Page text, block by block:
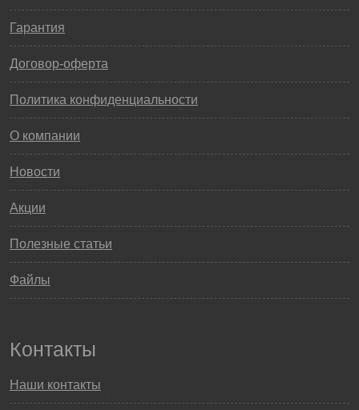
Гарантия
Договор-оферта
Политика конфиденциальности
О компании
Новости
Акции
Полезные статьи
Файлы
Контакты
Наши контакты